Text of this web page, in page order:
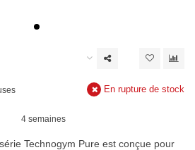
En rupture de stock
4 semaines
Technogym Pure est conçue pour